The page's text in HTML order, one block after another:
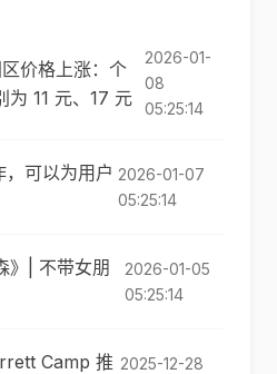
价格上涨：个
为 11 元、17 元
2026-01-
08
05:25:14
可以为用户 2026-01-07
05:25:14
》| 不带女朋
2026-01-05
05:25:14
Camp 推 2025-12-28